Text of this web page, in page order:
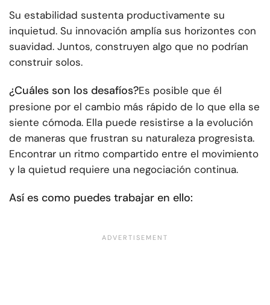
Su estabilidad sustenta productivamente su
inquietud. Su innovación amplía sus horizontes con
suavidad. Juntos, construyen algo que no podrían
construir solos.
¿Cuáles son los desafíos?Es posible que él
presione por el cambio más rápido de lo que ella se
siente cómoda. Ella puede resistirse a la evolución
de maneras que frustran su naturaleza progresista.
Encontrar un ritmo compartido entre el movimiento
y la quietud requiere una negociación continua.
Así es como puedes trabajar en ello: